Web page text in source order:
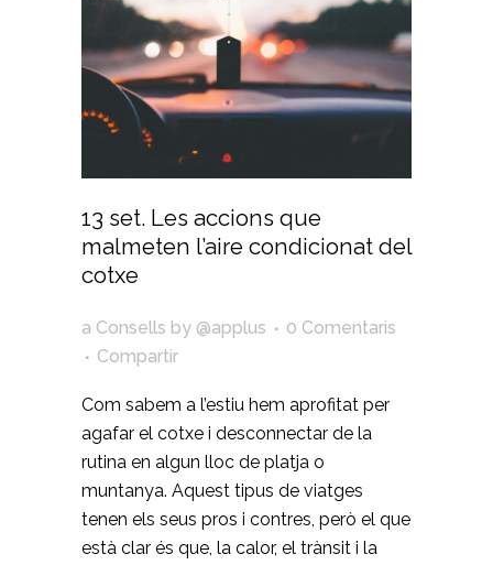
13 set. Les accions que
malmeten l’aire condicionat del
cotxe
a Consells by @applus
0 Comentaris
Compartir
Com sabem a l’estiu hem aprofitat per
agafar el cotxe i desconnectar de la
rutina en algun lloc de platja o
muntanya. Aquest tipus de viatges
tenen els seus pros i contres, però el que
està clar és que, la calor, el trànsit i la